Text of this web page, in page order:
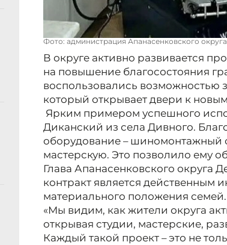
Фото: администрация Апанасенковского округа
В округе активно развивается
на повышение благосостояния
воспользовались возможностью
который открывает двери к
Ярким примером успешного
Диканский из села Дивного.
оборудование – шиномонтажный
мастерскую. Это позволило ему
Глава Апанасенковского округа
контракт является действенным
материального положения семей.
«Мы видим, как жители округа
открывая студии, мастерские,
Каждый такой проект – это не